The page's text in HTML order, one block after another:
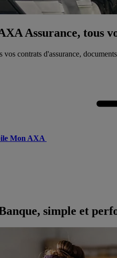
Assurance, tous
contrats d'assurance,
Mon AXA
simple et